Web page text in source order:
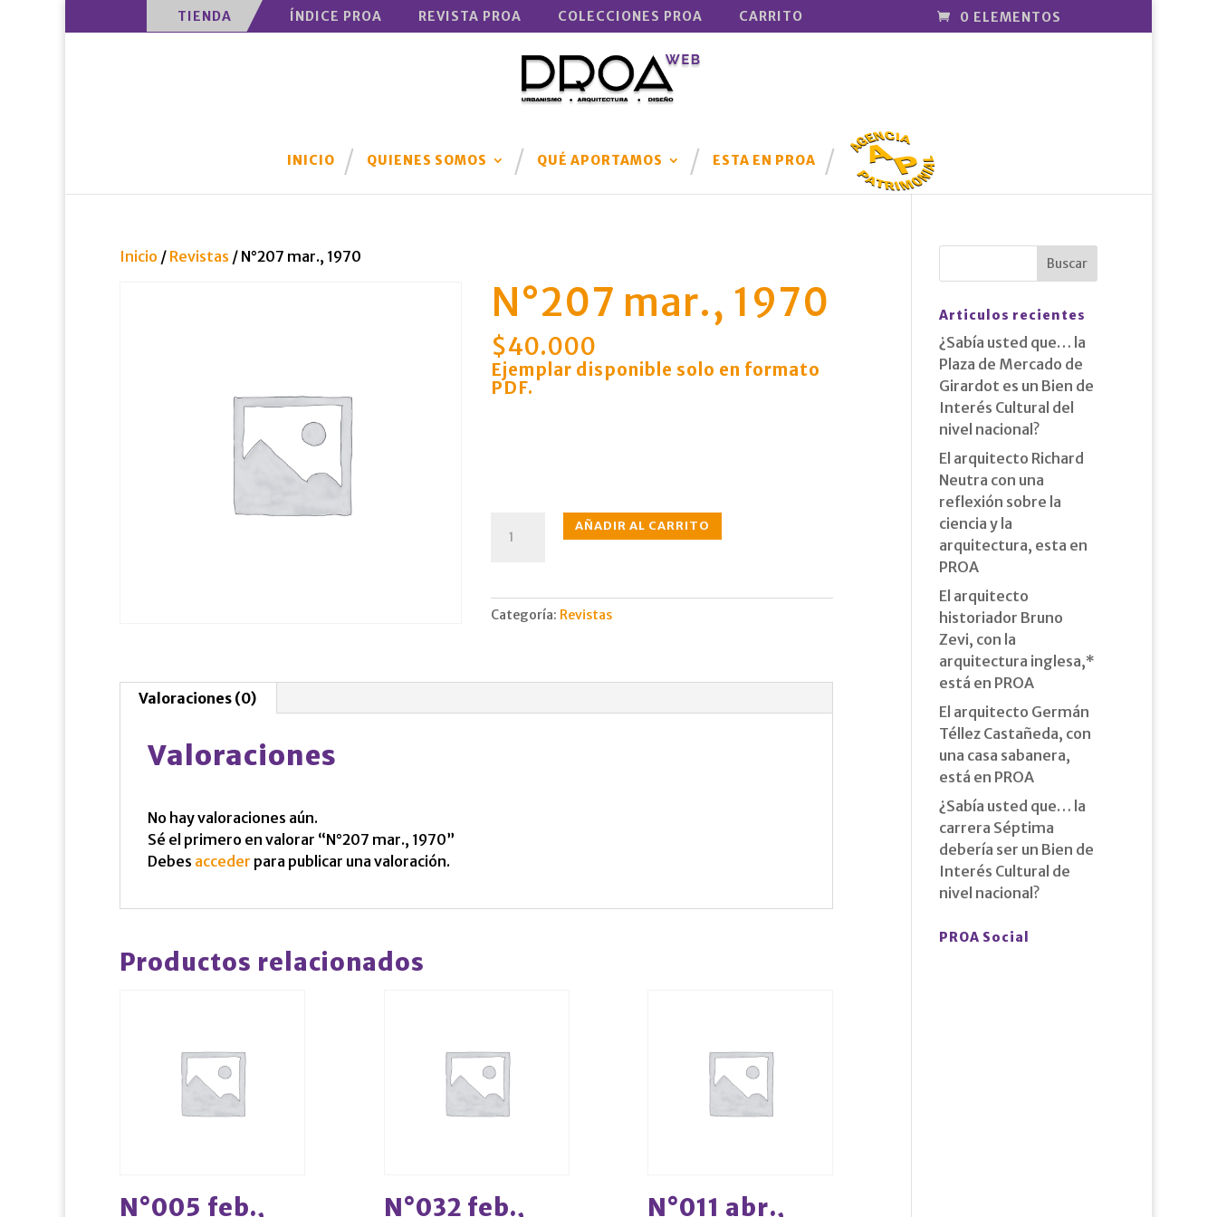
TIENDA ÍNDICE PROA REVISTA PROA COLECCIONES PROA CARRITO 0 ELEMENTOS
INICIO QUIENES SOMOS QUÉ APORTAMOS ESTA EN PROA
AGENCIA
PATRIMONI
AL
Inicio / Revistas / N°207 mar., 1970
N°207 mar., 1970
$40.000
Ejemplar disponible solo en formato
PDF.
mar.,
AÑADIR AL CARRITO
Categoría: Revistas
Valoraciones (0)
Valoraciones
No hay valoraciones aún.
Sé el primero en valorar “N°207 mar., 1970”
Debes acceder para publicar una valoración.
Productos relacionados
N°005 feb., N°032 feb., N°011 abr.,
Articulos recientes
¿Sabía usted que… la
Plaza de Mercado de
Girardot es un Bien de
Interés Cultural del
nivel nacional?
El arquitecto Richard
Neutra con una
reflexión sobre la
ciencia y la
arquitectura, esta en
PROA
El arquitecto
historiador Bruno
Zevi, con la
arquitectura inglesa,*
está en PROA
El arquitecto Germán
Téllez Castañeda, con
una casa sabanera,
está en PROA
¿Sabía usted que… la
carrera Séptima
debería ser un Bien de
Interés Cultural de
nivel nacional?
PROA Social